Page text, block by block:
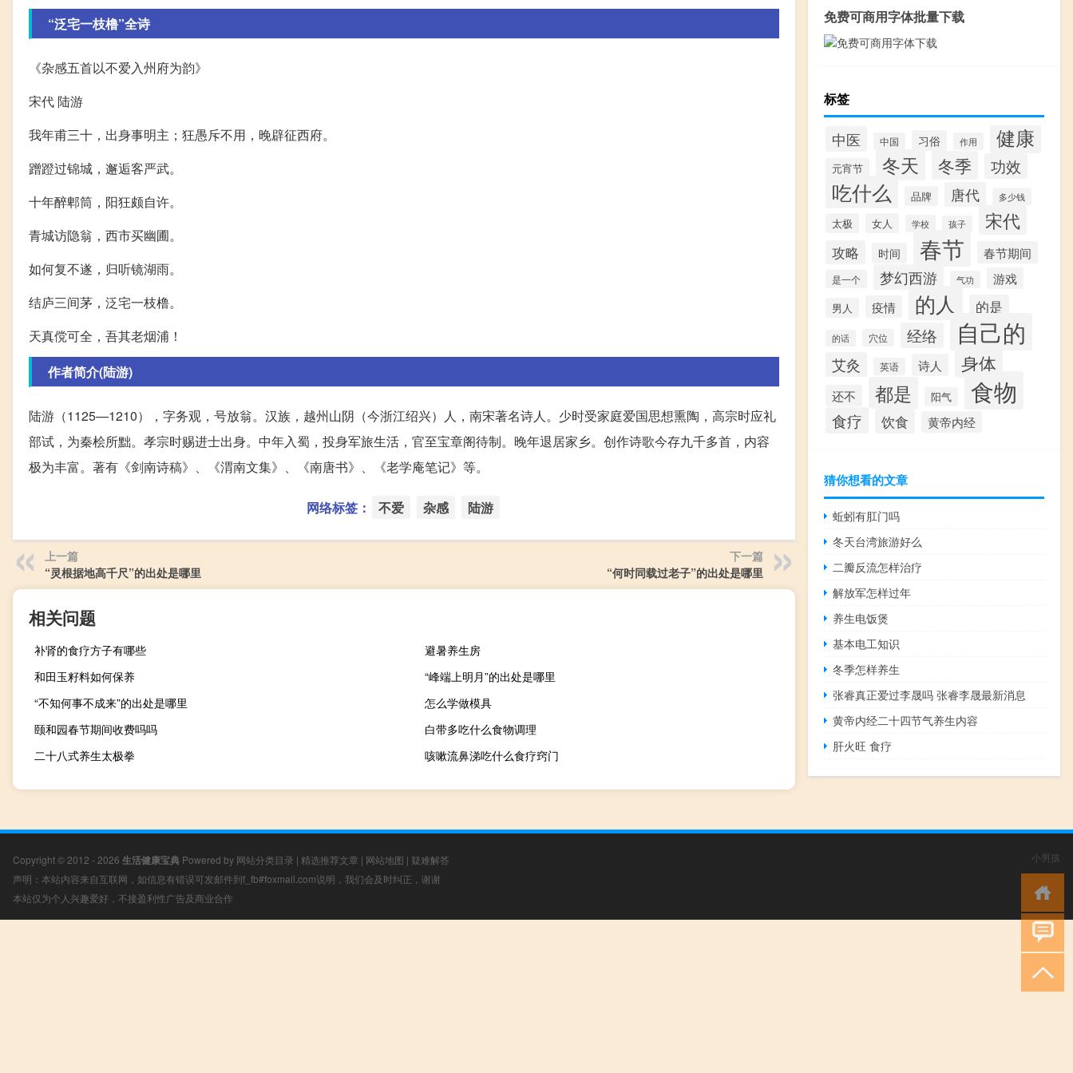
“泛宅一枝橹”全诗
《杂感五首以不爱入州府为韵》
宋代 陆游
我年甫三十，出身事明主；狂愚斥不用，晚辟征西府。
蹭蹬过锦城，邂逅客严武。
十年醉郫筒，阳狂颇自许。
青城访隐翁，西市买幽圃。
如何复不遂，归听镜湖雨。
结庐三间茅，泛宅一枝橹。
天真傥可全，吾其老烟浦！
作者简介(陆游)
陆游（1125—1210），字务观，号放翁。汉族，越州山阴（今浙江绍兴）人，南宋著名诗人。少时受家庭爱国思想熏陶，高宗时应礼
部试，为秦桧所黜。孝宗时赐进士出身。中年入蜀，投身军旅生活，官至宝章阁待制。晚年退居家乡。创作诗歌今存九千多首，内容
极为丰富。著有《剑南诗稿》、《渭南文集》、《南唐书》、《老学庵笔记》等。
网络标签： 不爱 杂感 陆游
上一篇
“灵根据地高千尺”的出处是哪里
下一篇
“何时同载过老子”的出处是哪里
相关问题
补肾的食疗方子有哪些
避暑养生房
和田玉籽料如何保养
“峰端上明月”的出处是哪里
“不知何事不成来”的出处是哪里
怎么学做模具
颐和园春节期间收费吗吗
白带多吃什么食物调理
二十八式养生太极拳
咳嗽流鼻涕吃什么食疗窍门
免费可商用字体批量下载
标签
中医 中国 习俗 作用 健康
元宵节 冬天 冬季 功效
吃什么 品牌 唐代 多少钱
太极 女人 学校 孩子 宋代
攻略 时间 春节 春节期间
是一个 梦幻西游 气功 游戏
男人 疫情 的人 的是
的话 穴位 经络 自己的
艾灸 英语 诗人 身体
还不 都是 阳气 食物
食疗 饮食 黄帝内经
猜你想看的文章
蚯蚓有肛门吗
冬天台湾旅游好么
二瓣反流怎样治疗
解放军怎样过年
养生电饭煲
基本电工知识
冬季怎样养生
张睿真正爱过李晟吗 张睿李晟最新消息
黄帝内经二十四节气养生内容
肝火旺 食疗
Copyright © 2012 - 2026 生活健康宝典 Powered by 网站分类目录 | 精选推荐文章 | 网站地图 | 疑难解答
声明：本站内容来自互联网，如信息有错误可发邮件到f_fb#foxmail.com说明，我们会及时纠正，谢谢
本站仅为个人兴趣爱好，不接盈利性广告及商业合作
小男孩